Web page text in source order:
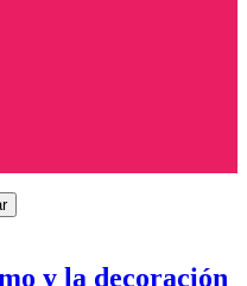
y la decoración